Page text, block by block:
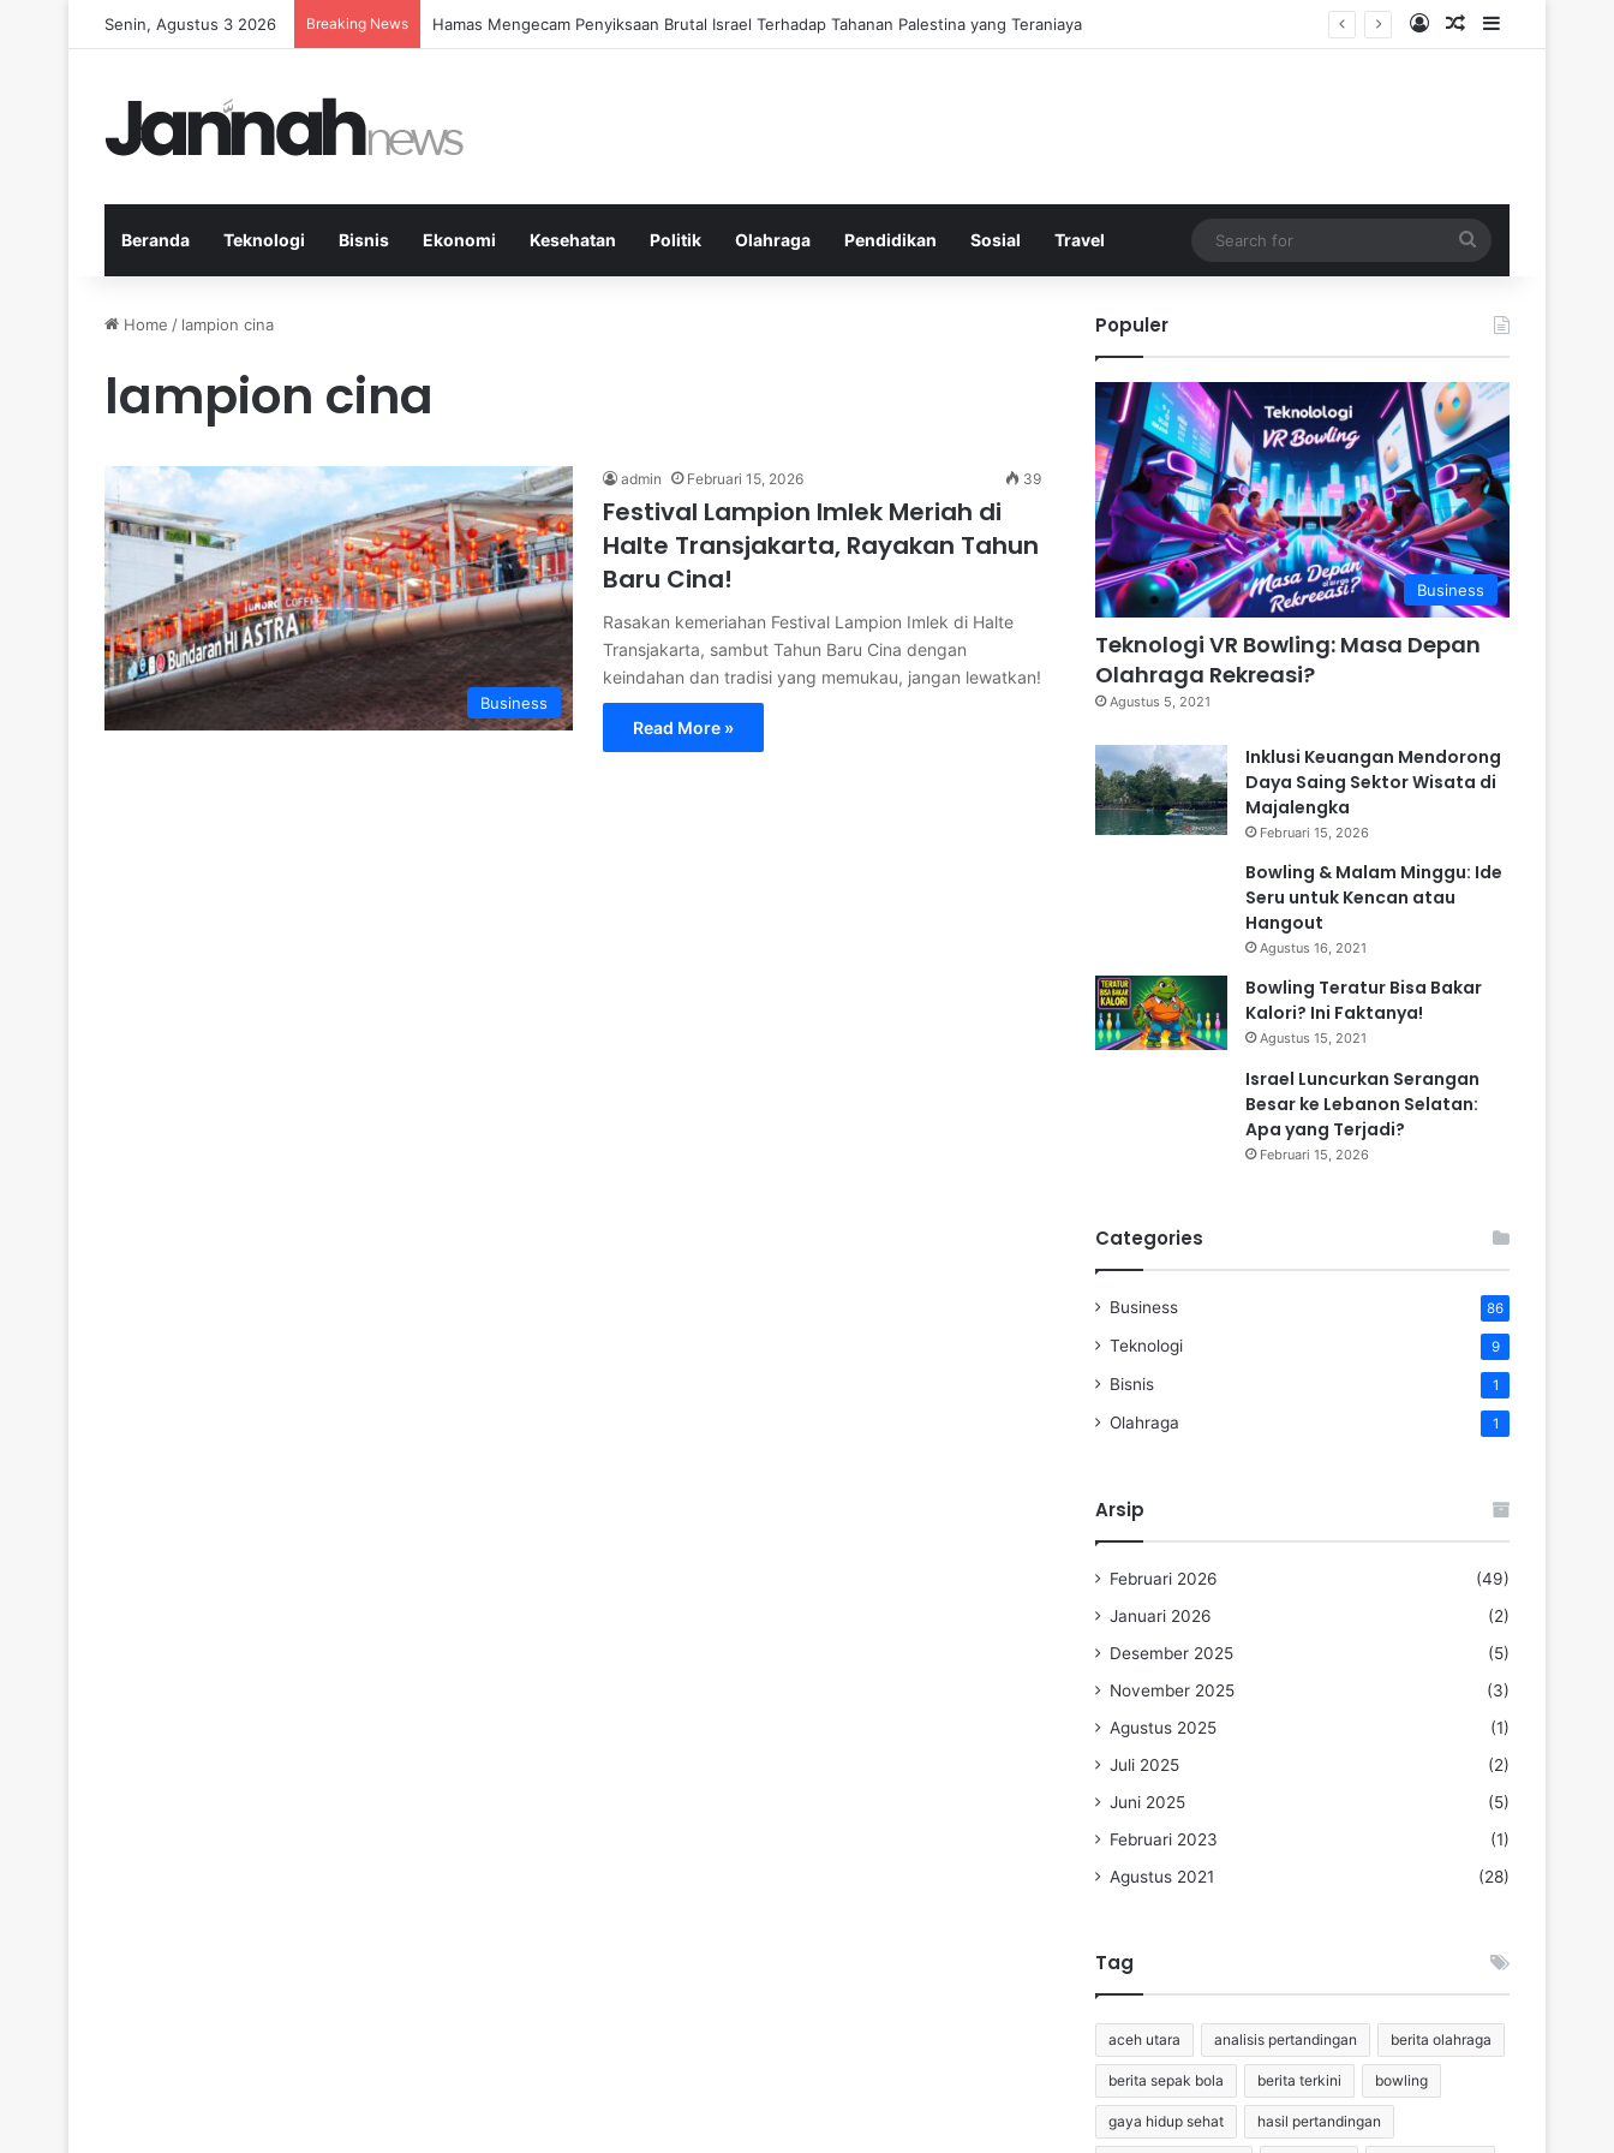
Senin, Agustus 3 2026 Breaking News Hamas Mengecam Penyiksaan Brutal Israel Terhadap Tahanan Palestina yang Teraniaya Log InRandom Article
Sidebar
Beranda Teknologi Bisnis Ekonomi Kesehatan Politik Olahraga Pendidikan Sosial Travel
for
Home / lampion cina
lampion cina
Business
admin Februari 15, 2026 39
Festival Lampion Imlek Meriah di
Halte Transjakarta, Rayakan Tahun
Baru Cina!
Rasakan kemeriahan Festival Lampion Imlek di Halte
Transjakarta, sambut Tahun Baru Cina dengan
keindahan dan tradisi yang memukau, jangan lewatkan!
Read More »
Populer
Business
Teknologi VR Bowling: Masa Depan
Olahraga Rekreasi?
Agustus 5, 2021
Inklusi Keuangan Mendorong
Daya Saing Sektor Wisata di
Majalengka
Februari 15, 2026
Bowling & Malam Minggu: Ide
Seru untuk Kencan atau
Hangout
Agustus 16, 2021
Bowling Teratur Bisa Bakar
Kalori? Ini Faktanya!
Agustus 15, 2021
Israel Luncurkan Serangan
Besar ke Lebanon Selatan:
Apa yang Terjadi?
Februari 15, 2026
Categories
Business 86
Teknologi 9
Bisnis 1
Olahraga 1
Arsip
Februari 2026
(49)
Januari 2026
(2)
Desember 2025
(5)
November 2025
(3)
Agustus 2025
(1)
Juli 2025
(2)
Juni 2025
(5)
Februari 2023
(1)
Agustus 2021
(28)
Tag
aceh utara analisis pertandingan berita olahraga
berita sepak bola berita terkini bowling
gaya hidup sehat hasil pertandingan